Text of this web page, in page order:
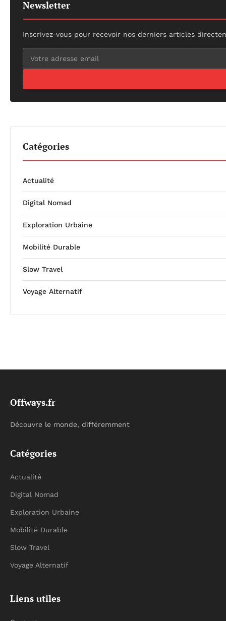
Newsletter
Inscrivez-vous pour recevoir nos derniers articles
Catégories
Actualité
Digital Nomad
Exploration Urbaine
Mobilité Durable
Slow Travel
Voyage Alternatif
Offways.fr
Découvre le monde, différemment
Catégories
Actualité
Digital Nomad
Exploration Urbaine
Mobilité Durable
Slow Travel
Voyage Alternatif
Liens utiles